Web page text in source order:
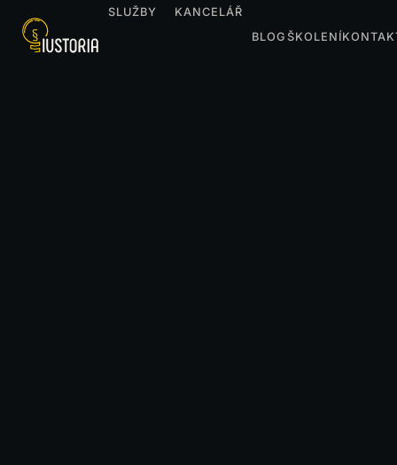
SLUŽBY
KANCELÁŘ
BLOG ŠKOLENÍ